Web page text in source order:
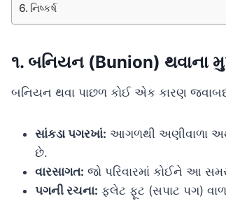
નિષ્કર્ષ
૧. બનિયન (Bunion) થવાના
બનિયન થવા પાછળ કોઈ એક કારણ
સાંકડા પગરખાં: આગળથી અણીવાળા
છે.
વારસાગત: જો પરિવારમાં કોઈને આ
પગની રચના: ફ્લેટ ફૂટ (સપાટ પગ)